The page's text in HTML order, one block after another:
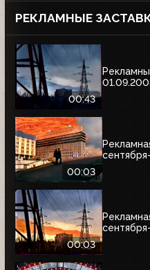
РЕКЛАМНЫЕ
00:43
00:03
00:03